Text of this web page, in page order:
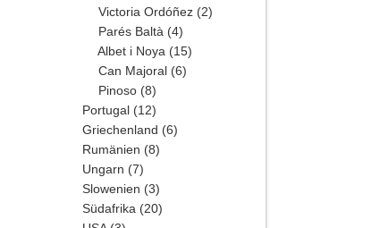
Victoria Ordóñez (2)
Parés Baltà (4)
Albet i Noya (15)
Can Majoral (6)
Pinoso (8)
Portugal (12)
Griechenland (6)
Rumänien (8)
Ungarn (7)
Slowenien (3)
Südafrika (20)